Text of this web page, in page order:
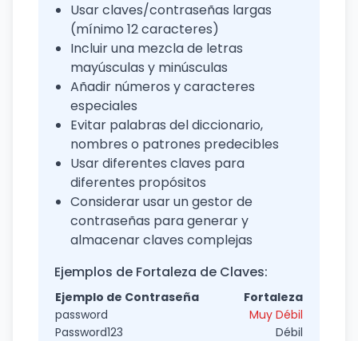
Usar claves/contraseñas largas
(mínimo 12 caracteres)
Incluir una mezcla de letras
mayúsculas y minúsculas
Añadir números y caracteres
especiales
Evitar palabras del diccionario,
nombres o patrones predecibles
Usar diferentes claves para
diferentes propósitos
Considerar usar un gestor de
contraseñas para generar y
almacenar claves complejas
Ejemplos de Fortaleza de Claves:
Ejemplo de Contraseña
Fortaleza
password
Muy Débil
Password123
Débil